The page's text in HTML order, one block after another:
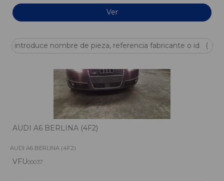
Ver
AUDI A6 BERLINA (4F2)
AUDI A6 BERLINA (4F2)
VFU00037